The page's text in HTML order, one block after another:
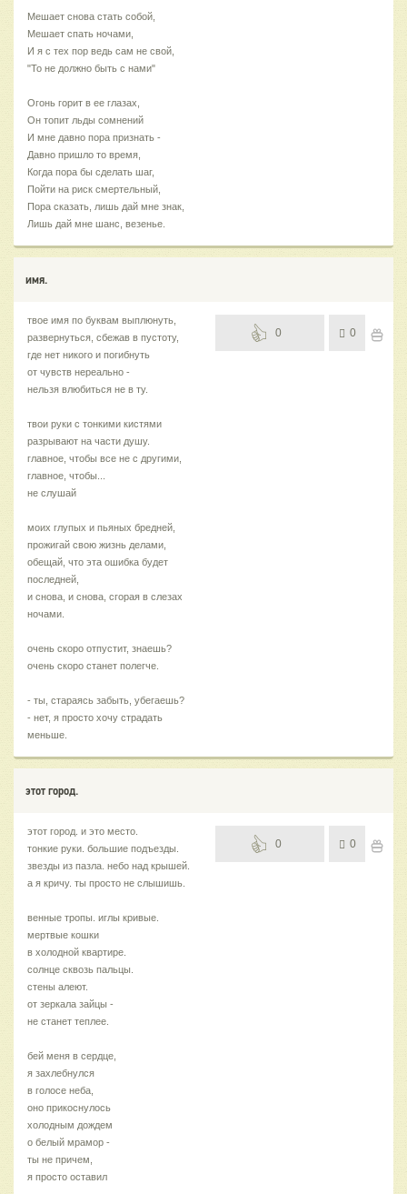
Мешает снова стать собой,
Мешает спать ночами,
И я с тех пор ведь сам не свой,
"То не должно быть с нами"
Огонь горит в ее глазах,
Он топит льды сомнений
И мне давно пора признать -
Давно пришло то время,
Когда пора бы сделать шаг,
Пойти на риск смертельный,
Пора сказать, лишь дай мне знак,
Лишь дай мне шанс, везенье.
имя.
твое имя по буквам выплюнуть,
развернуться, сбежав в пустоту,
где нет никого и погибнуть
от чувств нереально -
нельзя влюбиться не в ту.
твои руки с тонкими кистями
разрывают на части душу.
главное, чтобы все не с другими,
главное, чтобы...
не слушай
моих глупых и пьяных бредней,
прожигай свою жизнь делами,
обещай, что эта ошибка будет
последней,
и снова, и снова, сгорая в слезах
ночами.
очень скоро отпустит, знаешь?
очень скоро станет полегче.
- ты, стараясь забыть, убегаешь?
- нет, я просто хочу страдать
меньше.
0 0
этот город.
этот город. и это место.
тонкие руки. большие подъезды.
звезды из пазла. небо над крышей.
а я кричу. ты просто не слышишь.
венные тропы. иглы кривые.
мертвые кошки
в холодной квартире.
солнце сквозь пальцы.
стены алеют.
от зеркала зайцы -
не станет теплее.
бей меня в сердце,
я захлебнулся
в голосе неба,
оно прикоснулось
холодным дождем
о белый мрамор -
ты не причем,
я просто оставил
0 0